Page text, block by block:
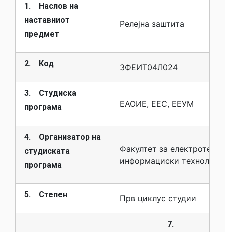
1. Наслов на
наставниот
предмет
Релејна заштита
2. Код 3ФЕИТ04Л024
3. Студиска
програма
ЕАОИЕ, ЕЕС, ЕЕУМ
4. Организатор на
студиската
програма
Факултет за
информациски
5. Степен Прв циклус студии
7.